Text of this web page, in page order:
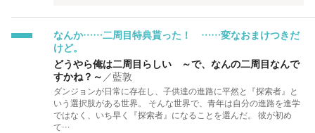
なんか……二周目特典貰った！ ……変なおまけつきだ
けど。
どうやら俺は二周目らしい ～で、なんの二周目なんで
すかね？～ ／藍敦
ダンジョンが日常に存在し、子供達の進路に平然と『探索者』と
いう選択肢がある世界。 そんな世界で、青年は自分の進路を進学
ではなく、いち早く『探索者』になることを選んだ。 彼が初め
て…